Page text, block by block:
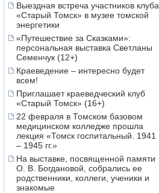
Выездная встреча участников клуба
«Старый Томск» в музее томской
энергетики
«Путешествие за Сказками»:
персональная выставка Светланы
Семенчук (12+)
Краеведение – интересно будет
всем!
Приглашает краеведческий клуб
«Старый Томск» (16+)
22 февраля в Томском базовом
медицинском колледже прошла
лекция «Томск госпитальный. 1941
– 1945 гг.»
На выставке, посвященной памяти
О. В. Богдановой, собрались ее
родственники, коллеги, ученики и
знакомые